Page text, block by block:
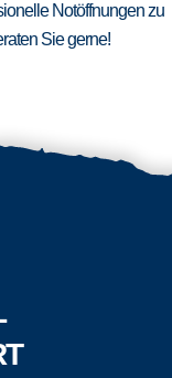
Notöffnungen zu
Sie gerne!